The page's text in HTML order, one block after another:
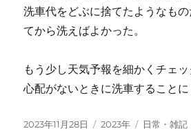
洗車代をどぶに捨てたようなも
てから洗えばよかった。
もう少し天気予報を細かくチェ
心配がないときに洗車することに
投
2023年11月28日
カ
2023年
タ
日常・雑記